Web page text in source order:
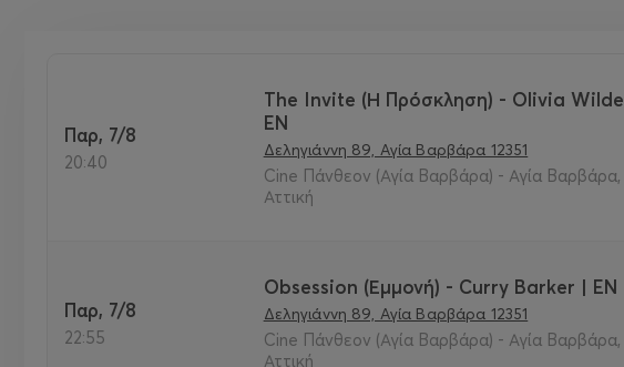
Παρ, 7/8
20:40
The Invite (Η Πρόσκληση) - Olivia Wilde
EN
Δεληγιάννη 89, Αγία Βαρβάρα 12351
Cine Πάνθεον (Αγία Βαρβάρα) - Αγία Βαρβάρα,
Αττική
Παρ, 7/8
22:55
Obsession (Εμμονή) - Curry Barker | EN
Δεληγιάννη 89, Αγία Βαρβάρα 12351
Cine Πάνθεον (Αγία Βαρβάρα) - Αγία Βαρβάρα,
Αττική